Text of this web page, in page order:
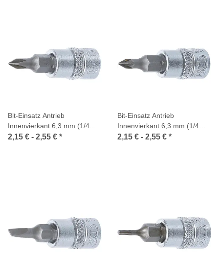
Bit-Einsatz Antrieb
Innenvierkant 6,3 mm (1/4
Zoll) Kreuzschlitz PH
2,15 € - 2,55 € *
Bit-Einsatz Antrieb
Innenvierkant 6,3 mm (1/4
Zoll) Kreuzschlitz PZ
2,15 € - 2,55 € *